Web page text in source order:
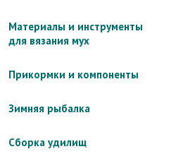
Материалы и инструменты
для вязания мух
Прикормки и компоненты
Зимняя рыбалка
Сборка удилищ